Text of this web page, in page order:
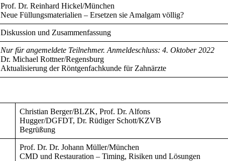
Prof. Dr. Reinhard Hickel/München
Neue Füllungsmaterialien – Ersetzen sie Amalgam völlig?
Diskussion und Zusammenfassung
Nur für angemeldete Teilnehmer. Anmeldeschluss: 4. Oktober 2022
Dr. Michael Rottner/Regensburg
Aktualisierung der Röntgenfachkunde für Zahnärzte
Christian Berger/BLZK, Prof. Dr. Alfons
Hugger/DGFDT, Dr. Rüdiger Schott/KZVB
Begrüßung
Prof. Dr. Dr. Johann Müller/München
CMD und Restauration – Timing, Risiken und Lösungen